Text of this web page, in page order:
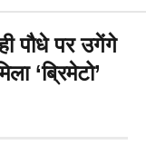
पौधे पर उगेंगे
‘ब्रिमेटो’